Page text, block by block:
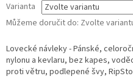
Varianta
Můžeme doručit do: Zvolte
Lovecké návleky - Pánské,
nylonu a kevlaru, bez kapes,
proti větru, podlepené švy,